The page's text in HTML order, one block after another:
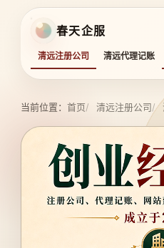
春天企服
清远注册公司 清远代理记账
当前位置： 首页 清远注册公司